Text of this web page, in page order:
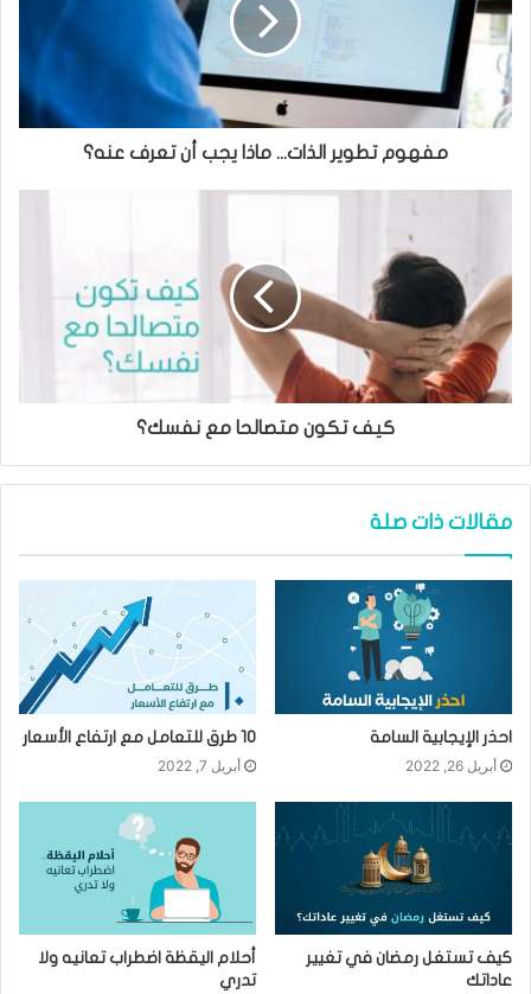
مفهوم تطوير الذات... ماذا يجب أن تعرف عنه؟
كيف تكون متصالحا مع نفسك؟
مقالات ذات صلة
احذر الإيجابية السامة
أبريل 26, 2022
10 طرق للتعامل مع ارتفاع الأسعار
أبريل 7, 2022
كيف تستغل رمضان في تغيير
عاداتك
أحلام اليقظة اضطراب تعانيه ولا
تدري